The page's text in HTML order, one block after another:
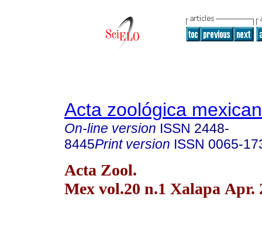
Acta zoológica
On-line version ISSN 2448-
8445Print version ISSN 0065-
Acta Zool.
Mex vol.20 n.1 Xalapa Apr.